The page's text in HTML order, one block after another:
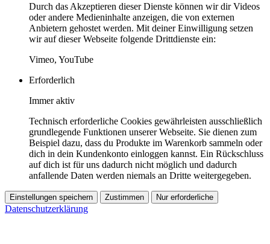
Durch das Akzeptieren dieser Dienste können wir dir Videos
oder andere Medieninhalte anzeigen, die von externen
Anbietern gehostet werden. Mit deiner Einwilligung setzen
wir auf dieser Webseite folgende Drittdienste ein:
Vimeo, YouTube
Erforderlich
Immer aktiv
Technisch erforderliche Cookies gewährleisten ausschließlich
grundlegende Funktionen unserer Webseite. Sie dienen zum
Beispiel dazu, dass du Produkte im Warenkorb sammeln oder
dich in dein Kundenkonto einloggen kannst. Ein Rückschluss
auf dich ist für uns dadurch nicht möglich und dadurch
anfallende Daten werden niemals an Dritte weitergegeben.
Einstellungen speichern Zustimmen Nur erforderliche
Datenschutzerklärung